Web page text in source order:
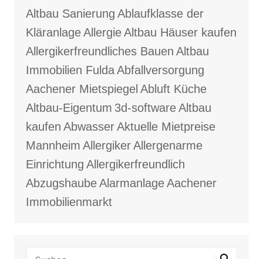
Altbau Sanierung Ablaufklasse der
KläranlageAllergieAltbau Häuser kaufen
Allergikerfreundliches Bauen Altbau
Immobilien FuldaAbfallversorgung
Aachener Mietspiegel Abluft Küche
Altbau-Eigentum 3d-softwareAltbau
kaufen AbwasserAktuelle Mietpreise
Mannheim AllergikerAllergenarme
Einrichtung Allergikerfreundlich
AbzugshaubeAlarmanlageAachener
Immobilienmarkt